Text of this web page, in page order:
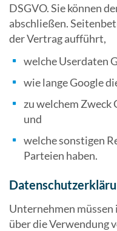
DSGVO. Sie können
abschließen.
der Vertrag aufführt,
welche Userdaten
wie lange Google
zu welchem
und
welche sonstigen
Parteien haben.
Unternehmen müssen
über die Verwendung